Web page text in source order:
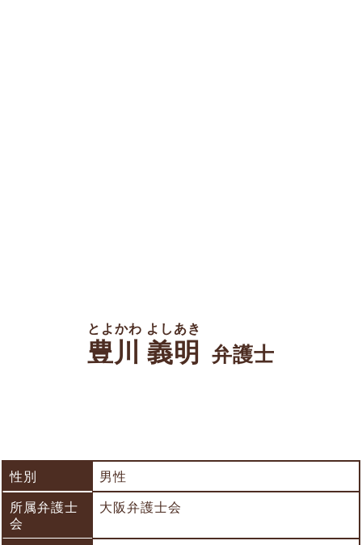
豊川 義明
とよかわ よしあき
弁護士
性別
男性
所属弁護士
会
大阪弁護士会